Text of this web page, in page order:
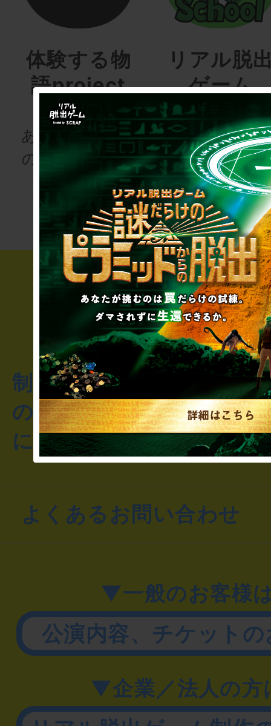
体験する物
語project
あなたも、物語
の登場人物にな
りませんか
リアル脱
ゲーム
for
次の授業は“謎
き”!?
制作のご相談・コラボレ
のお客様からのご質問や
にお問い合わせください
よくあるお問い合わせ
▼一般のお客様
公演内容、チケット
▼企業／法人の方